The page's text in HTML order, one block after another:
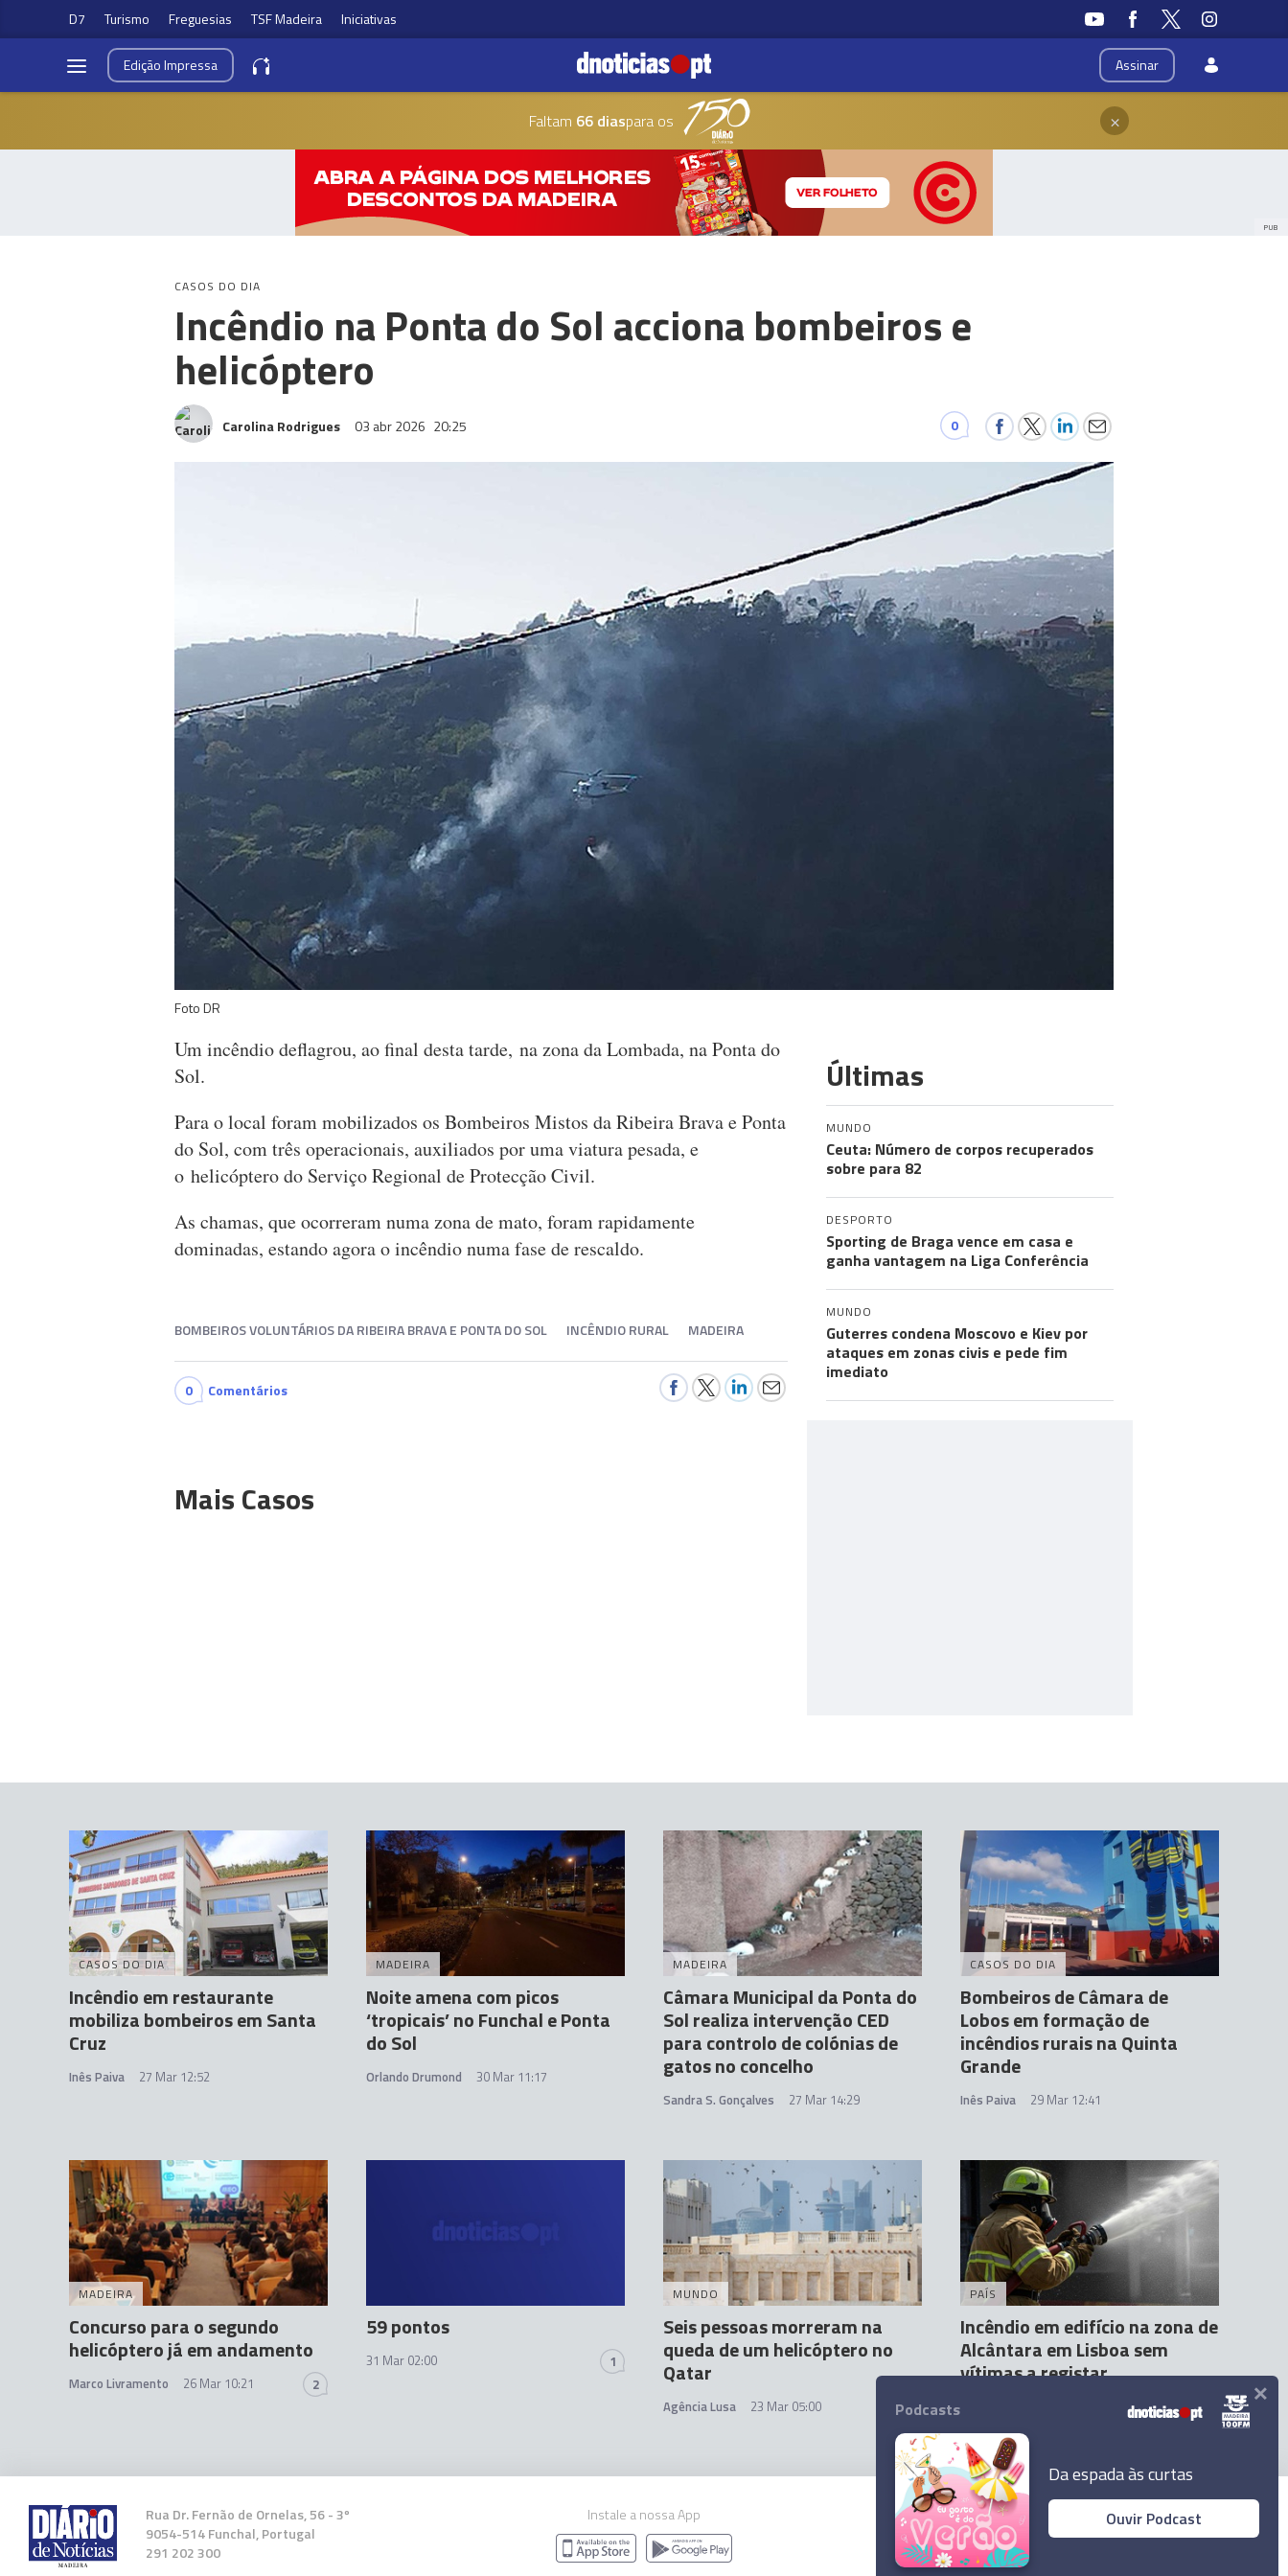
D7 Turismo Freguesias TSF Madeira Iniciativas
Assinar
EdiçãoImpressa
Faltam 66 diaspara os ×
PUB
CASOS DO DIA
Incêndio na Ponta do Sol acciona bombeiros e
helicóptero
Carolina Rodrigues 03 abr 2026 20:25 0
Foto DR
Um incêndio deflagrou, ao final desta tarde, na zona da Lombada, na Ponta do
Sol.
Para o local foram mobilizados os Bombeiros Mistos da Ribeira Brava e Ponta
do Sol, com três operacionais, auxiliados por uma viatura pesada, e
o helicóptero do Serviço Regional de Protecção Civil.
As chamas, que ocorreram numa zona de mato, foram rapidamente
dominadas, estando agora o incêndio numa fase de rescaldo.
BOMBEIROS VOLUNTÁRIOS DA RIBEIRA BRAVA E PONTA DO SOL INCÊNDIO RURAL MADEIRA
0 Comentários
Mais Casos
Últimas
MUNDO
Ceuta: Número de corpos recuperados
sobre para 82
DESPORTO
Sporting de Braga vence em casa e
ganha vantagem na Liga Conferência
MUNDO
Guterres condena Moscovo e Kiev por
ataques em zonas civis e pede fim
imediato
CASOS DO DIA
Incêndio em restaurante
mobiliza bombeiros em Santa
Cruz
Inês Paiva 27 Mar 12:52
MADEIRA
Noite amena com picos
‘tropicais’ no Funchal e Ponta
do Sol
Orlando Drumond 30 Mar 11:17
MADEIRA
Câmara Municipal da Ponta do
Sol realiza intervenção CED
para controlo de colónias de
gatos no concelho
Sandra S. Gonçalves 27 Mar 14:29
CASOS DO DIA
Bombeiros de Câmara de
Lobos em formação de
incêndios rurais na Quinta
Grande
Inês Paiva 29 Mar 12:41
MADEIRA
Concurso para o segundo
helicóptero já em andamento
Marco Livramento 26 Mar 10:21 2
59 pontos
31 Mar 02:00 1
MUNDO
Seis pessoas morreram na
queda de um helicóptero no
Qatar
Agência Lusa 23 Mar 05:00
PAÍS
Incêndio em edifício na zona de
Alcântara em Lisboa sem
vítimas a registar
Rua Dr. Fernão de Ornelas, 56 - 3º
9054-514 Funchal, Portugal
291 202 300
Instale a nossa App
© 2026 Empresa Diário de Notícias, Lda.
Podcasts
Da espada às curtas
Ouvir Podcast
×